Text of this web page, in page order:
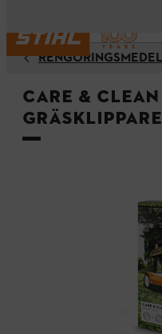
Care & clean
gräsklippare